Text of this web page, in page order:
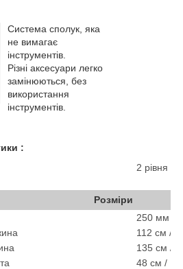
Система сполук, яка
не вимагає
інструментів.
Різні аксесуари легко
замінюються, без
використання
інструментів.
:
2 рівня
Розміри
250 мм /
112 см /
135 см /
48 см /